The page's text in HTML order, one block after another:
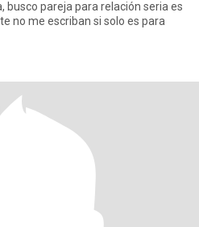
busco pareja para relación seria es
no me escriban si solo es para